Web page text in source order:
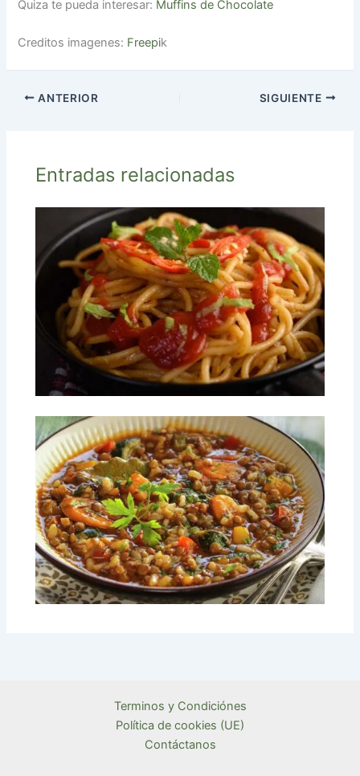
Quiza te pueda interesar: Muffins de Chocolate
Creditos imagenes: Freepik
ANTERIOR SIGUIENTE
Entradas relacionadas
Terminos y Condiciónes
Política de cookies (UE)
Contáctanos